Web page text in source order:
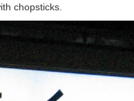
chopsticks.